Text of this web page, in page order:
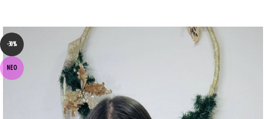
-30%
ΝΈΟ